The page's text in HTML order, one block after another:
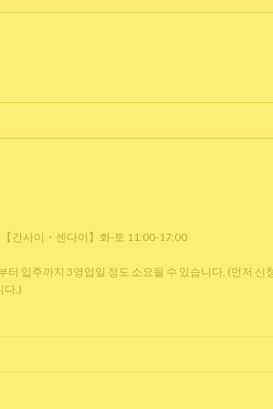
간사이・센다이】화-토 11:00-17:00
입주까지 3영업일 정도 소요될 수 있습니다. (먼저 신
다.)